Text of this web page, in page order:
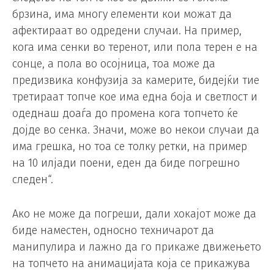
брзина, има многу елементи кои можат да
афектираат во одредени случаи. На пример,
кога има сенки во теренот, или пола терен е на
сонце, а пола во осојница, тоа може да
предизвика конфузија за камерите, бидејќи тие
третираат топче кое има една боја и светлост и
одеднаш доаѓа до промена кога топчето ќе
дојде во сенка. Значи, може во некои случаи да
има грешка, но тоа се толку ретки, на пример
на 10 илјади поени, еден да биде погрешно
следен“.
Ако не може да погреши, дали хокајот може да
биде наместен, односно техничарот да
манипулира и лажно да го прикаже движењето
на топчето на анимацијата која се прикажува